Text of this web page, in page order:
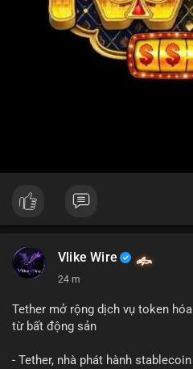
Vlike Wire
24 m
Tether mở rộng dịch vụ token
từ bất động sản
- Tether, nhà phát hành